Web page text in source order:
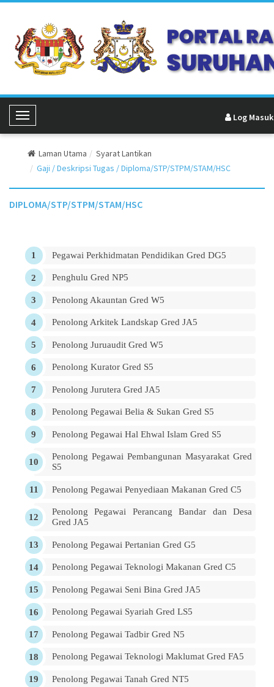
Toggle Navigation Log Masuk
Laman Utama
Syarat Lantikan
Gaji / Deskripsi Tugas / Diploma/STP/STPM/STAM/HSC
DIPLOMA/STP/STPM/STAM/HSC
Pegawai Perkhidmatan Pendidikan Gred DG5
Penghulu Gred NP5
Penolong Akauntan Gred W5
Penolong Arkitek Landskap Gred JA5
Penolong Juruaudit Gred W5
Penolong Kurator Gred S5
Penolong Jurutera Gred JA5
Penolong Pegawai Belia & Sukan Gred S5
Penolong Pegawai Hal Ehwal Islam Gred S5
Penolong Pegawai Pembangunan Masyarakat Gred
S5
Penolong Pegawai Penyediaan Makanan Gred C5
Penolong Pegawai Perancang Bandar dan Desa
Gred JA5
Penolong Pegawai Pertanian Gred G5
Penolong Pegawai Teknologi Makanan Gred C5
Penolong Pegawai Seni Bina Gred JA5
Penolong Pegawai Syariah Gred LS5
Penolong Pegawai Tadbir Gred N5
Penolong Pegawai Teknologi Maklumat Gred FA5
Penolong Pegawai Tanah Gred NT5